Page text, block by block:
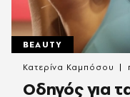
BEAUTY
Οδηγός για
Κατερίνα Καμπόσου